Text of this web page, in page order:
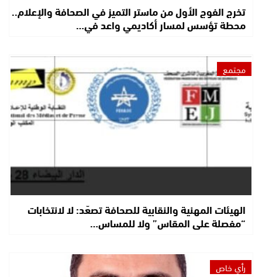
تخرج الفوج الأول من ماستر التميز في الصحافة والإعلام..
محطة تؤسس لمسار أكاديمي واعد في…
مجتمع
الهيئات المهنية والنقابية للصحافة تصعّد: لا لانتخابات
“مفصلة على المقاس” ولا للمساس…
رأي خاص